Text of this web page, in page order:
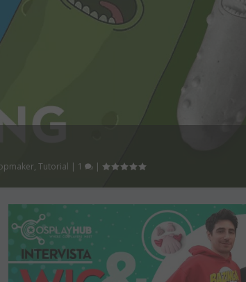
,Tutorial | 1 |